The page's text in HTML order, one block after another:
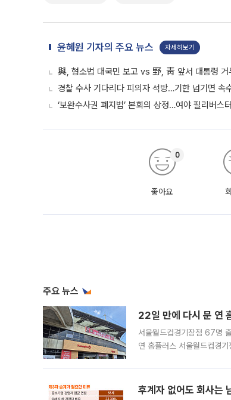
윤혜원 기자의 주요 뉴스 자세히보기
與, 형소법 대국민 보고 vs 野, 靑 앞서 대통령
경찰 수사 기다리다 피의자 석방…기한 넘기면
‘보완수사권 폐지법’ 본회의 상정…여야 필리버스
좋아요
0
주요 뉴스
22일 만에 다시 문 연
서울월드컵경기장점 67명
연 홈플러스 서울월드컵경
후계자 없어도 회사는